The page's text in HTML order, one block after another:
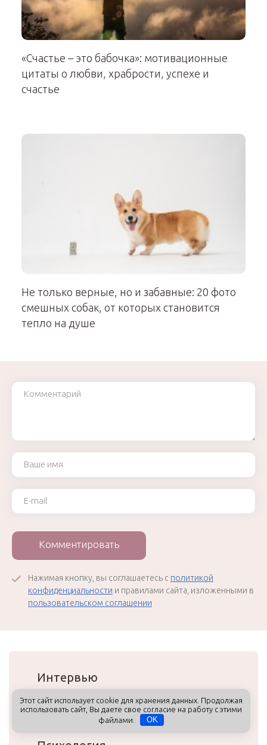
«Счастье – это бабочка»: мотивационные
цитаты о любви, храбрости, успехе и
счастье
Не только верные, но и забавные: 20 фото
смешных собак, от которых становится
тепло на душе
Комментарий
Ваше имя
Ваш e-mail
Комментировать
Нажимая кнопку, вы соглашаетесь с политикой
конфиденциальности и правилами сайта, изложенными в
пользовательском соглашении
Интервью
Сила личности
Этот сайт использует cookie для хранения данных. Продолжая
использовать сайт, Вы даете свое согласие на работу с этими
файлами.
OK